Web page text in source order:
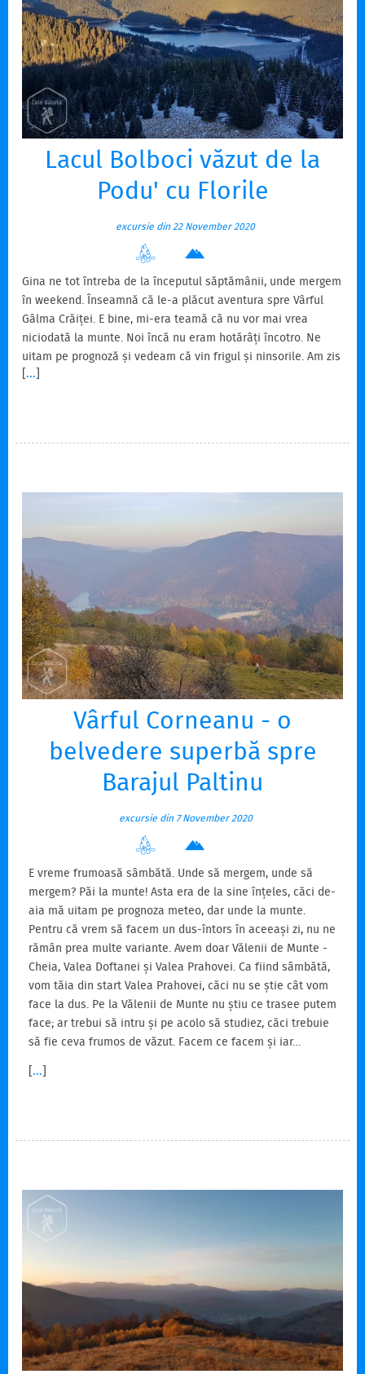
Lacul Bolboci văzut de la
Podu' cu Florile
excursie din 22 November 2020
Gina ne tot întreba de la începutul săptămânii, unde mergem
în weekend. Înseamnă că le-a plăcut aventura spre Vârful
Gâlma Crăiței. E bine, mi-era teamă că nu vor mai vrea
niciodată la munte. Noi încă nu eram hotărâți încotro. Ne
uitam pe prognoză și vedeam că vin frigul și ninsorile. Am zis
să mai așteptăm să se hotărască vremea ce vrea să facă și
[...]
Vârful Corneanu - o
belvedere superbă spre
Barajul Paltinu
excursie din 7 November 2020
E vreme frumoasă sâmbătă. Unde să mergem, unde să
mergem? Păi la munte! Asta era de la sine înțeles, căci de-
aia mă uitam pe prognoza meteo, dar unde la munte.
Pentru că vrem să facem un dus-întors în aceeași zi, nu ne
rămân prea multe variante. Avem doar Vălenii de Munte -
Cheia, Valea Doftanei și Valea Prahovei. Ca fiind sâmbătă,
vom tăia din start Valea Prahovei, căci nu se știe cât vom
face la dus. Pe la Vălenii de Munte nu știu ce trasee putem
face; ar trebui să intru și pe acolo să studiez, căci trebuie
să fie ceva frumos de văzut. Facem ce facem și iar…
[...]